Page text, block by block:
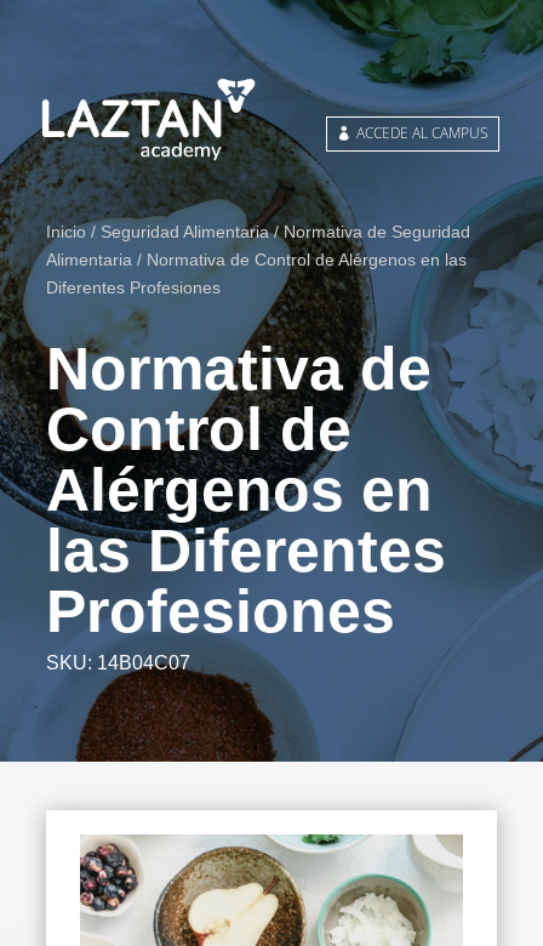
ACCEDE AL CAMPUS
Inicio / Seguridad Alimentaria/Normativa de Seguridad
Alimentaria / Normativa de Control de Alérgenos en las
Diferentes Profesiones
Normativa de
Control de
Alérgenos en
las Diferentes
Profesiones
SKU: 14B04C07